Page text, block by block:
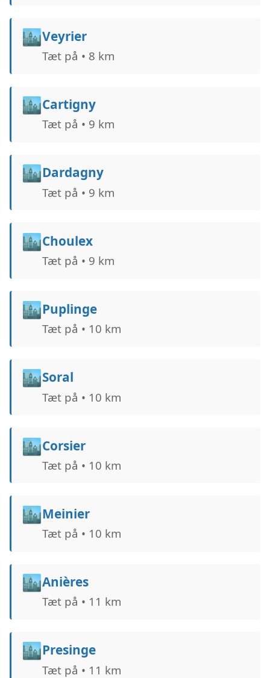
🏙️Veyrier
Tæt på • 8 km
🏙️Cartigny
Tæt på • 9 km
🏙️Dardagny
Tæt på • 9 km
🏙️Choulex
Tæt på • 9 km
🏙️Puplinge
Tæt på • 10 km
🏙️Soral
Tæt på • 10 km
🏙️Corsier
Tæt på • 10 km
🏙️Meinier
Tæt på • 10 km
🏙️Anières
Tæt på • 11 km
🏙️Presinge
Tæt på • 11 km